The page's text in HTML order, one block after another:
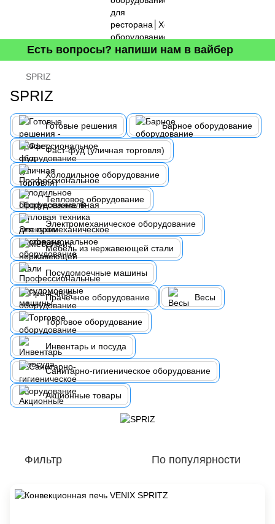
Есть вопросы? напиши нам в вайбер
SPRIZ
SPRIZ
Готовые решения Барное оборудование
Фаст-фуд (уличная торговля)
Холодильное оборудование
Тепловое оборудование
Электромеханическое оборудование
Мебель из нержавеющей стали
Посудомоечные машины
Прачечное оборудование Весы
Торговое оборудование
Инвентарь и посуда
Санитарно-гигиеническое оборудование
Акционные товары
Фильтр По популярности